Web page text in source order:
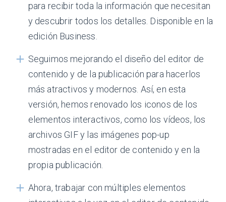
para recibir toda la información que necesitan
y descubrir todos los detalles. Disponible en la
edición Business.
Seguimos mejorando el diseño del editor de
contenido y de la publicación para hacerlos
más atractivos y modernos. Así, en esta
versión, hemos renovado los iconos de los
elementos interactivos, como los vídeos, los
archivos GIF y las imágenes pop-up
mostradas en el editor de contenido y en la
propia publicación.
Ahora, trabajar con múltiples elementos